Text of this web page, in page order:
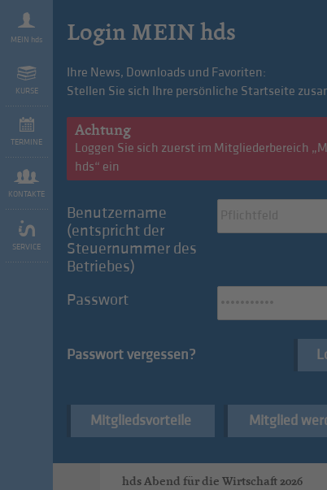
MEIN hds
KURSE
TERMINE
KONTAKTE
SERVICE
Login MEIN hds
Ihre News, Downloads und Favoriten:
Stellen Sie sich Ihre persönliche Startseite
Achtung
Loggen Sie sich zuerst im Mitgliederbereich
hds“ ein
Benutzername
(entspricht der
Steuernummer des
Betriebes)
Passwort
Passwort vergessen?
Mitgliedsvorteile Mitglied
we are hds
Konvention des Monats: FleetMobility
Online-Sichtbarkeit für alle
hds Abend für die Wirtschaft 2026